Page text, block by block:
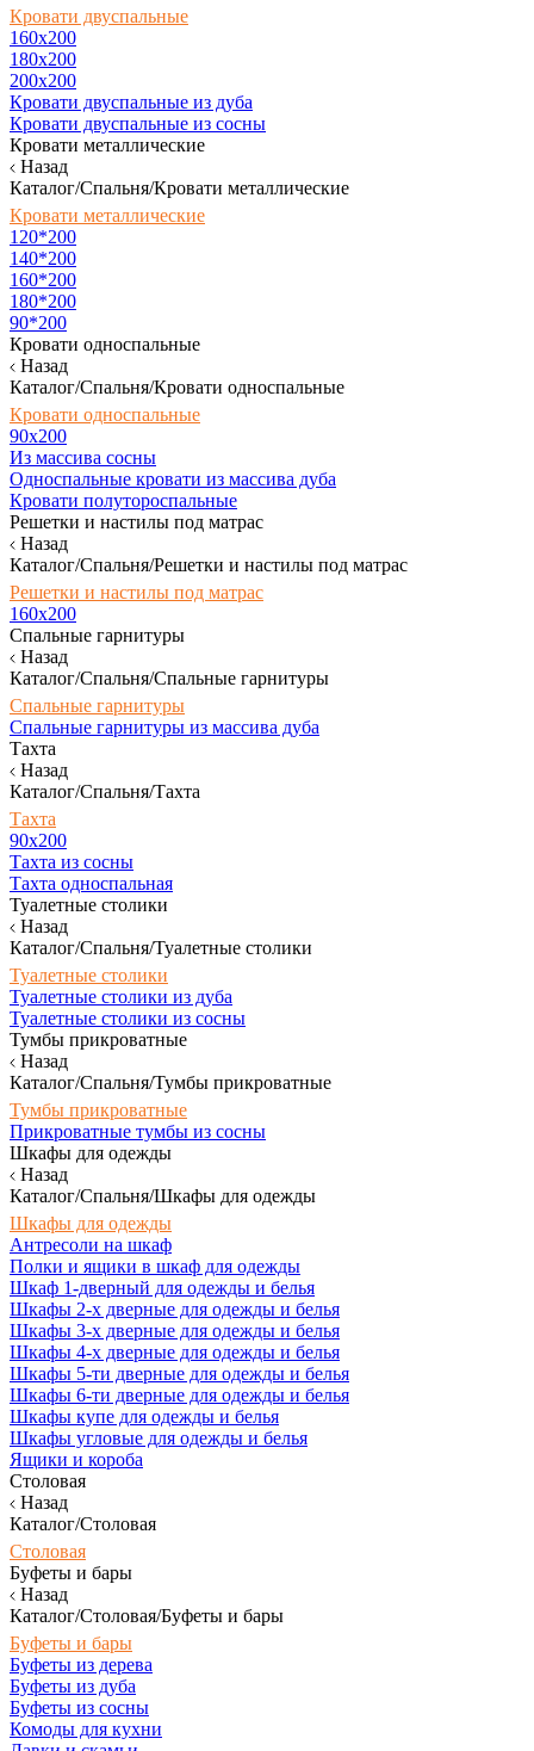
Кровати двуспальные
160х200
180x200
200x200
Кровати двуспальные из дуба
Кровати двуспальные из сосны
Кровати металлические
Назад
Каталог/Спальня/Кровати металлические
Кровати металлические
120*200
140*200
160*200
180*200
90*200
Кровати односпальные
Назад
Каталог/Спальня/Кровати односпальные
Кровати односпальные
90х200
Из массива сосны
Односпальные кровати из массива дуба
Кровати полутороспальные
Решетки и настилы под матрас
Назад
Каталог/Спальня/Решетки и настилы под матрас
Решетки и настилы под матрас
160х200
Спальные гарнитуры
Назад
Каталог/Спальня/Спальные гарнитуры
Спальные гарнитуры
Спальные гарнитуры из массива дуба
Тахта
Назад
Каталог/Спальня/Тахта
Тахта
90х200
Тахта из сосны
Тахта односпальная
Туалетные столики
Назад
Каталог/Спальня/Туалетные столики
Туалетные столики
Туалетные столики из дуба
Туалетные столики из сосны
Тумбы прикроватные
Назад
Каталог/Спальня/Тумбы прикроватные
Тумбы прикроватные
Прикроватные тумбы из сосны
Шкафы для одежды
Назад
Каталог/Спальня/Шкафы для одежды
Шкафы для одежды
Антресоли на шкаф
Полки и ящики в шкаф для одежды
Шкаф 1-дверный для одежды и белья
Шкафы 2-х дверные для одежды и белья
Шкафы 3-х дверные для одежды и белья
Шкафы 4-х дверные для одежды и белья
Шкафы 5-ти дверные для одежды и белья
Шкафы 6-ти дверные для одежды и белья
Шкафы купе для одежды и белья
Шкафы угловые для одежды и белья
Ящики и короба
Столовая
Назад
Каталог/Столовая
Столовая
Буфеты и бары
Назад
Каталог/Столовая/Буфеты и бары
Буфеты и бары
Буфеты из дерева
Буфеты из дуба
Буфеты из сосны
Комоды для кухни